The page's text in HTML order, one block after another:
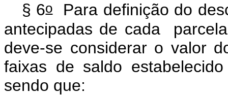
§ 6oPara definição do
antecipadas de cada
deve-se considerar o valor
faixas de saldo
sendo que: